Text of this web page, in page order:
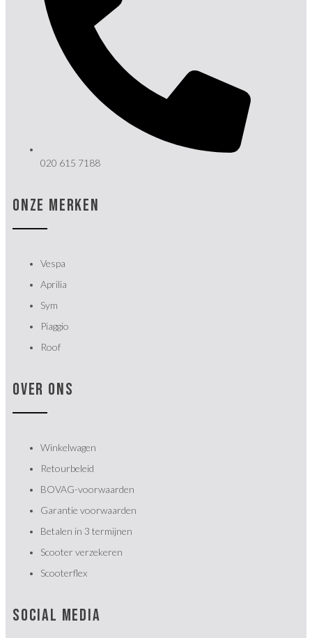
020 615 7188
ONZE MERKEN
Vespa
Aprilia
Sym
Piaggio
Roof
OVER ONS
Winkelwagen
Retourbeleid
BOVAG-voorwaarden
Garantie voorwaarden
Betalen in 3 termijnen
Scooter verzekeren
Scooterflex
SOCIAL MEDIA